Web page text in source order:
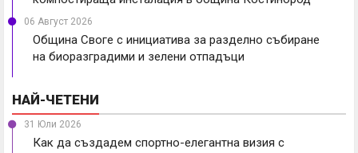
06 Август 2026
Община Своге с инициатива за разделно събиране
на биоразградими и зелени отпадъци
НАЙ-ЧЕТЕНИ
31 Юли 2026
Как да създадем спортно-елегантна визия с